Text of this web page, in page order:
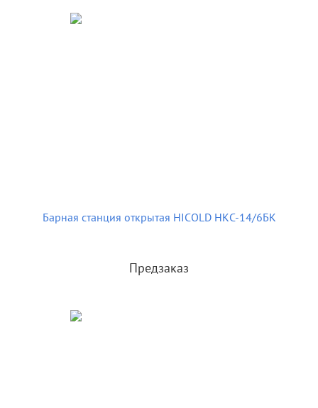
Барная станция открытая HICOLD НКС-14/6БК
Предзаказ